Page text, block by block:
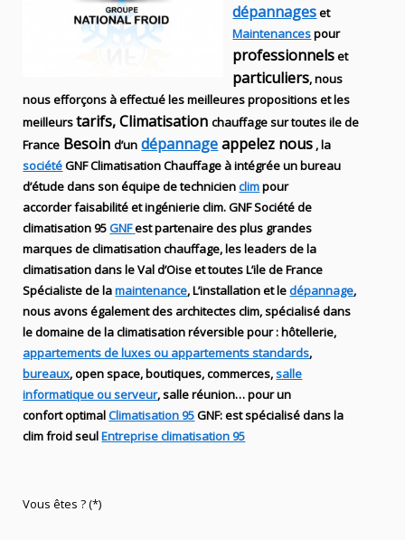
dépannageset
Maintenancespour
professionnelset
particuliers, nous
nous efforçons à effectué les meilleures propositions et les
meilleurstarifs, Climatisationchauffage sur toutes ile de
France Besoind’un dépannageappelez nous , la
sociétéGNFClimatisation Chauffage à intégrée un bureau
d’étude dans son équipe de technicienclimpour
accorder faisabilité et ingénierieclim.GNFSociété de
climatisation 95GNFest partenaire des plus grandes
marques declimatisation chauffage, les leadersde la
climatisation dans le Val d’Oise et toutes L’ile de France
Spécialiste delamaintenance, L’installationet ledépannage,
nous avons également des architectes clim,spécialisé dans
le domaine de laclimatisation réversiblepour : hôtellerie,
appartements de luxes ou appartements standards,
bureaux, open space, boutiques, commerces,salle
informatique ou serveur, salle réunion… pour un
confort optimalClimatisation 95GNF:estspécialisédans la
climfroid seulEntreprise climatisation 95
Vous êtes ? (*)